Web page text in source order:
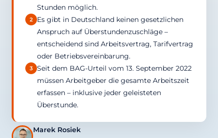
Stunden möglich.
2
Es gibt in Deutschland keinen gesetzlichen
Anspruch auf Überstundenzuschläge –
entscheidend sind Arbeitsvertrag, Tarifvertrag
oder Betriebsvereinbarung.
3
Seit dem BAG-Urteil vom 13. September 2022
müssen Arbeitgeber die gesamte Arbeitszeit
erfassen – inklusive jeder geleisteten
Überstunde.
Marek Rosiek